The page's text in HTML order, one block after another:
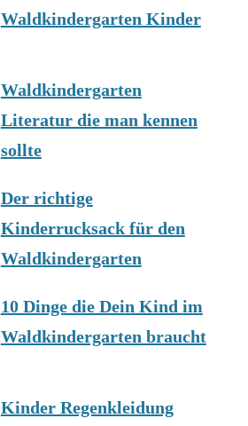
Waldkindergarten Kinder
Waldkindergarten
Literatur die man kennen
sollte
Der richtige
Kinderrucksack für den
Waldkindergarten
10 Dinge die Dein Kind im
Waldkindergarten braucht
Kinder Regenkleidung